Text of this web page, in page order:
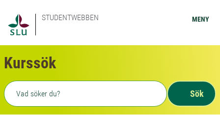
STUDENTWEBBEN MENY
Kurssök
Fritext sökning
Sök